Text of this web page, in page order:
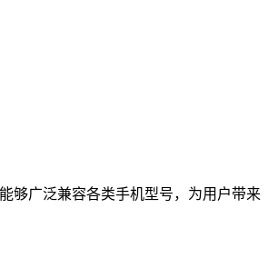
够广泛兼容各类手机型号，为用户带来